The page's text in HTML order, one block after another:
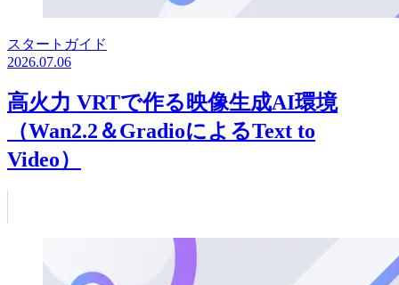
スタートガイド
2026.07.06
高火力 VRTで作る映像生成AI環境
（Wan2.2＆GradioによるText to
Video）